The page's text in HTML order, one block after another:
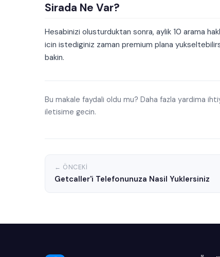
Sirada Ne Var?
Hesabinizi olusturduktan sonra, aylik 10 arama
icin istediginiz zaman premium plana
bakin.
Bu makale faydali oldu mu? Daha fazla yardima
iletisime gecin.
← ÖNCEKI
Getcaller'i Telefonunuza Nasil Yuklersiniz